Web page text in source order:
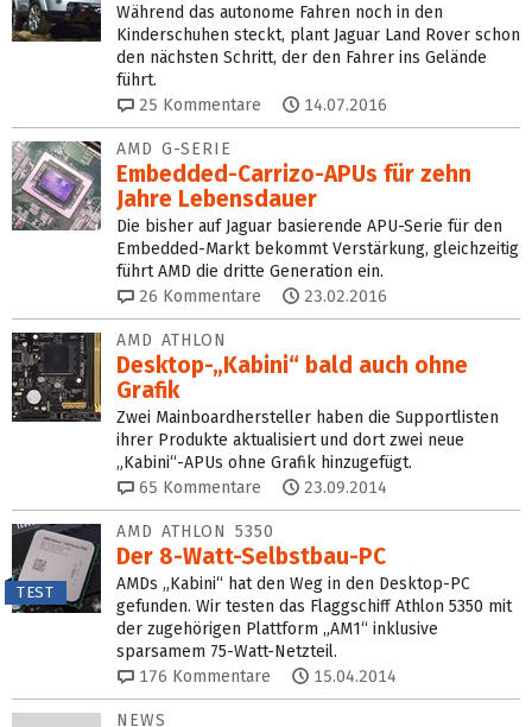
Während das autonome Fahren noch in den
Kinderschuhen steckt, plant Jaguar Land Rover schon
den nächsten Schritt, der den Fahrer ins Gelände
führt.
25 Kommentare 14.07.2016
AMD G-SERIE
Embedded-Carrizo-APUs für zehn
Jahre Lebensdauer
Die bisher auf Jaguar basierende APU-Serie für den
Embedded-Markt bekommt Verstärkung, gleichzeitig
führt AMD die dritte Generation ein.
26 Kommentare 23.02.2016
AMD ATHLON
Desktop-„Kabini“ bald auch ohne
Grafik
Zwei Mainboardhersteller haben die Supportlisten
ihrer Produkte aktualisiert und dort zwei neue
„Kabini“-APUs ohne Grafik hinzugefügt.
65 Kommentare 23.09.2014
TEST
AMD ATHLON 5350
Der 8-Watt-Selbstbau-PC
AMDs „Kabini“ hat den Weg in den Desktop-PC
gefunden. Wir testen das Flaggschiff Athlon 5350 mit
der zugehörigen Plattform „AM1“ inklusive
sparsamem 75-Watt-Netzteil.
176 Kommentare 15.04.2014
NEWS